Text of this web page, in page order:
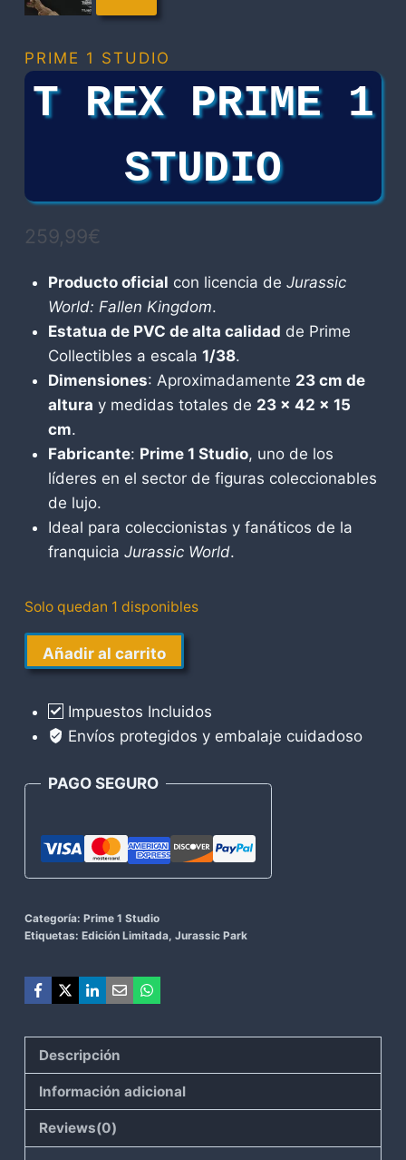
PRIME 1 STUDIO
T REX PRIME 1
STUDIO
259,99€
Producto oficial con licencia de Jurassic
World: Fallen Kingdom.
Estatua de PVC de alta calidad de Prime
Collectibles a escala 1/38.
Dimensiones: Aproximadamente 23 cm de
altura y medidas totales de 23 x 42 x 15
cm.
Fabricante: Prime 1 Studio, uno de los
líderes en el sector de figuras coleccionables
de lujo.
Ideal para coleccionistas y fanáticos de la
franquicia Jurassic World.
Solo quedan 1 disponibles
Rex
Studio
Añadir al carrito
Impuestos Incluidos
Envíos protegidos y embalaje cuidadoso
PAGO SEGURO
Categoría: Prime 1 Studio
Etiquetas: Edición Limitada Jurassic Park
Descripción
Información adicional
Reviews(0)